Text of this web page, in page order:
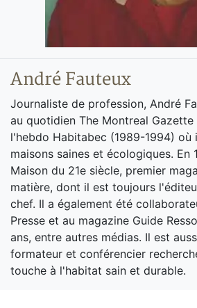
André Fauteux
Journaliste de profession, André
au quotidien The Montreal Gazette
l'hebdo Habitabec (1989-1994) où
maisons saines et écologiques. En
Maison du 21e siècle, premier
matière, dont il est toujours
chef. Il a également été
Presse et au magazine Guide
ans, entre autres médias. Il est
formateur et conférencier
touche à l'habitat sain et durable.